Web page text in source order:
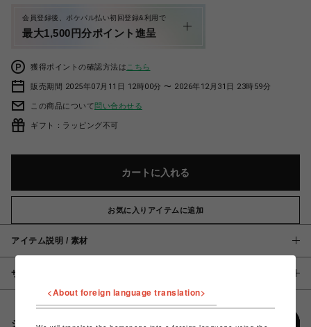
会員登録後、ポケパル払い初回登録&利用で
最大1,500円分ポイント進呈
獲得ポイントの確認方法は こちら
販売期間 2025年07月11日 12時00分 〜 2026年12月31日 23時59分
この商品について問い合わせる
ギフト：ラッピング不可
カートに入れる
お気に入りアイテムに追加
アイテム説明 / 素材
サイズ
シェアする
<About foreign language translation>